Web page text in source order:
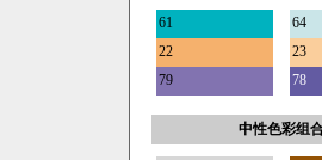
61
22
79
64
23
78
中性色彩组